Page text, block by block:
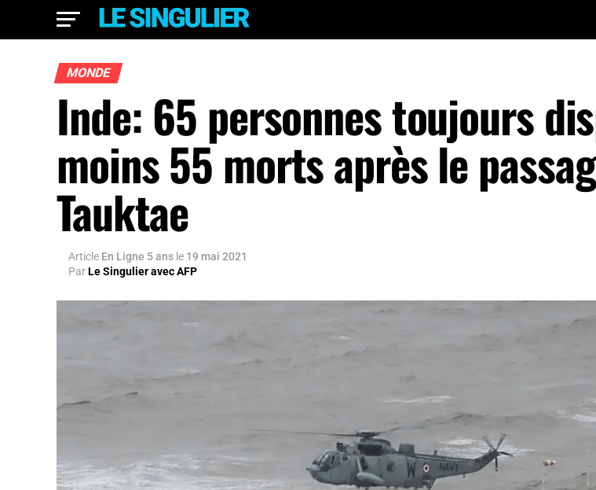
MONDE
Inde: 65 personnes toujours
moins 55 morts après le
Tauktae
Article En Ligne 5 ans le 19 mai 2021
ParLe Singulier avec AFP